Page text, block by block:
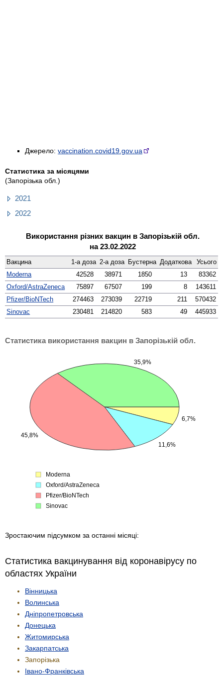
Джерело: vaccination.covid19.gov.ua
Статистика за місяцями
(Запорізька обл.)
2021
2022
Використання різних вакцин в Запорізькій обл.
на 23.02.2022
Вакцина 1-а доза 2-а доза Бустерна Додаткова
Усього
Moderna
42528 38971 1850 13
83362
Oxford/AstraZeneca
75897 67507 199 8
143611
Pfizer/BioNTech
274463 273039 22719 211
570432
Sinovac
230481 214820 583 49 445933
Статистика використання вакцин в Запорізькій обл.
6,7%
11,6%
45,8%
35,9%
Moderna
Oxford/AstraZeneca
Pfizer/BioNTech
Sinovac
Зростаючим підсумком за останні місяці:
Статистика вакцинування від коронавірусу по
областях України
Вінницька
Волинська
Дніпропетровська
Донецька
Житомирська
Закарпатська
Запорізька
Івано-Франківська